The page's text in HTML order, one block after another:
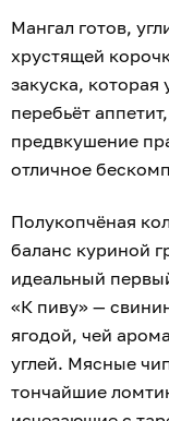
Мангал готов,
хрустящей
закуска, которая
перебьёт
предвкушение
отличное
Полукопчёная
баланс куриной
идеальный
«К пиву» —
ягодой, чей
углей. Мясные
тончайшие